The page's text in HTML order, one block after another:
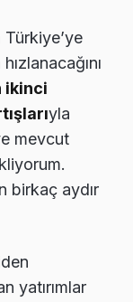
Türkiye’ye
ikinci
yla
mevcut
birkaç aydır
yatırımlar